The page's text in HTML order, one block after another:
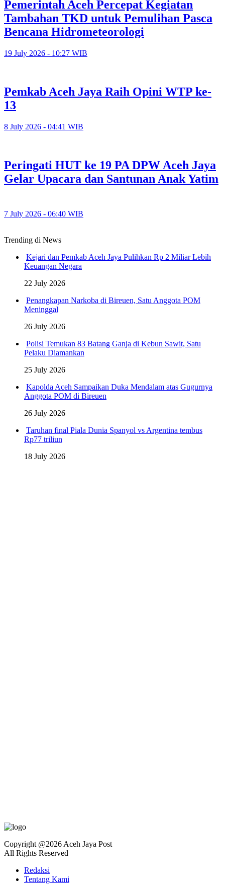
Pemerintah Aceh Percepat Kegiatan
Tambahan TKD untuk Pemulihan Pasca
Bencana Hidrometeorologi
19 July 2026 - 10:27 WIB
Pemkab Aceh Jaya Raih Opini WTP ke-
13
8 July 2026 - 04:41 WIB
Peringati HUT ke 19 PA DPW Aceh Jaya
Gelar Upacara dan Santunan Anak Yatim
7 July 2026 - 06:40 WIB
Trending di News
Kejari dan Pemkab Aceh Jaya Pulihkan Rp 2 Miliar Lebih
Keuangan Negara
22 July 2026
Penangkapan Narkoba di Bireuen, Satu Anggota POM
Meninggal
26 July 2026
Polisi Temukan 83 Batang Ganja di Kebun Sawit, Satu
Pelaku Diamankan
25 July 2026
Kapolda Aceh Sampaikan Duka Mendalam atas Gugurnya
Anggota POM di Bireuen
26 July 2026
Taruhan final Piala Dunia Spanyol vs Argentina tembus
Rp77 triliun
18 July 2026
Copyright @2026 Aceh Jaya Post
All Rights Reserved
Redaksi
Tentang Kami